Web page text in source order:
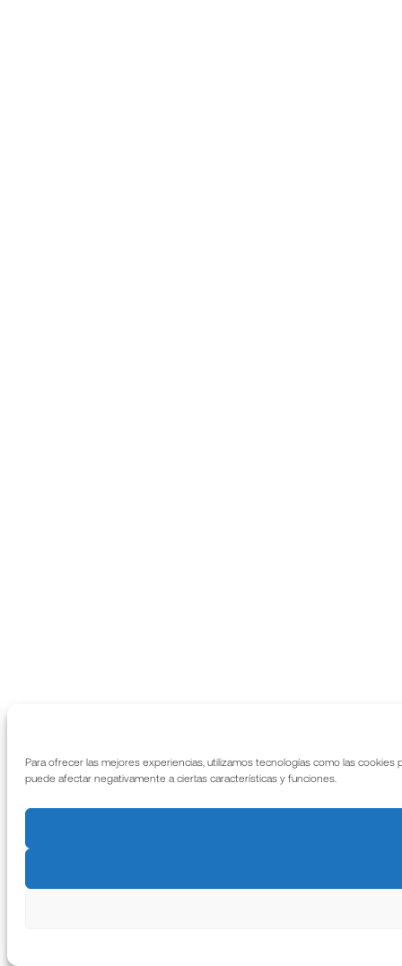
Para ofrecer las mejores experiencias, utilizamos tecnologías como las
puede afectar negativamente a ciertas características y funciones.